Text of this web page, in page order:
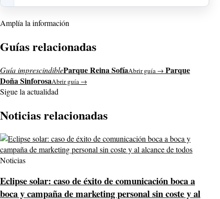
Amplía la información
Guías relacionadas
Guía imprescindibleParque Reina SofíaAbrir guía → Parque
Doña SinforosaAbrir guía →
Sigue la actualidad
Noticias relacionadas
Noticias
Eclipse solar: caso de éxito de comunicación boca a
boca y campaña de marketing personal sin coste y al